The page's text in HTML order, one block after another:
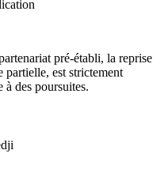
pré-établi, la reprise
partielle, est strictement
à des poursuites.